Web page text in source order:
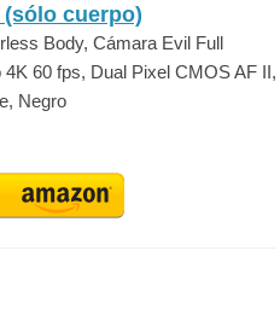
(sólo cuerpo)
Body, Cámara Evil Full
60 fps, Dual Pixel CMOS AF II,
Negro